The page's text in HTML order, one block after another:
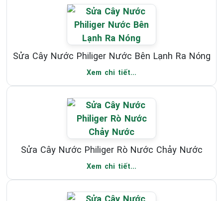
Sửa Cây Nước Philiger Nước Bên Lạnh Ra Nóng
Xem chi tiết...
Sửa Cây Nước Philiger Rò Nước Chảy Nước
Xem chi tiết...